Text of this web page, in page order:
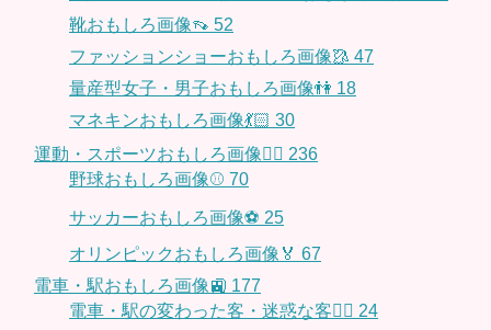
靴おもしろ画像👡 52
ファッションショーおもしろ画像🥻 47
量産型女子・男子おもしろ画像👫 18
マネキンおもしろ画像💃🏻 30
運動・スポーツおもしろ画像🏃‍♂️ 236
野球おもしろ画像⚾ 70
サッカーおもしろ画像⚽️ 25
オリンピックおもしろ画像🏅 67
電車・駅おもしろ画像🚉 177
電車・駅の変わった客・迷惑な客🤦‍♀️ 24